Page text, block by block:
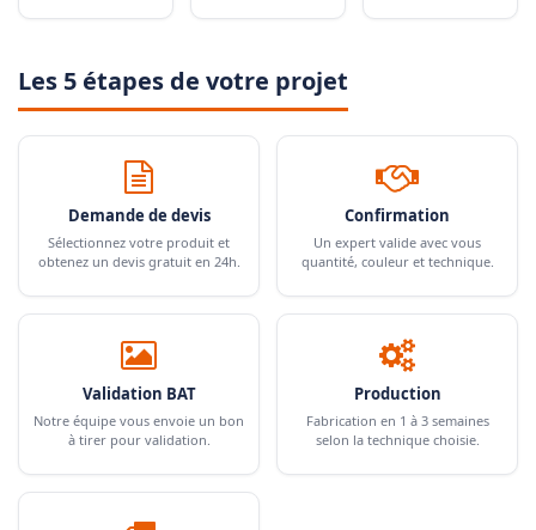
Les 5 étapes de votre projet
Demande de devis
Sélectionnez votre produit et
obtenez un devis gratuit en 24h.
Confirmation
Un expert valide avec vous
quantité, couleur et technique.
Validation BAT
Notre équipe vous envoie un bon
à tirer pour validation.
Production
Fabrication en 1 à 3 semaines
selon la technique choisie.